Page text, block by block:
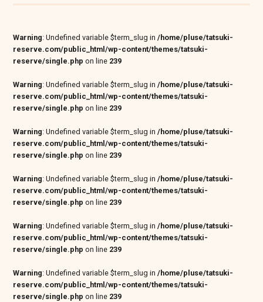
Warning: Undefined variable $term_slug in/home/pluse/tatsuki-
reserve.com/public_html/wp-content/themes/tatsuki-
reserve/single.php on line 239
Warning: Undefined variable $term_slug in/home/pluse/tatsuki-
reserve.com/public_html/wp-content/themes/tatsuki-
reserve/single.php on line 239
Warning: Undefined variable $term_slug in/home/pluse/tatsuki-
reserve.com/public_html/wp-content/themes/tatsuki-
reserve/single.php on line 239
Warning: Undefined variable $term_slug in/home/pluse/tatsuki-
reserve.com/public_html/wp-content/themes/tatsuki-
reserve/single.php on line 239
Warning: Undefined variable $term_slug in/home/pluse/tatsuki-
reserve.com/public_html/wp-content/themes/tatsuki-
reserve/single.php on line 239
Warning: Undefined variable $term_slug in/home/pluse/tatsuki-
reserve.com/public_html/wp-content/themes/tatsuki-
reserve/single.php on line 239